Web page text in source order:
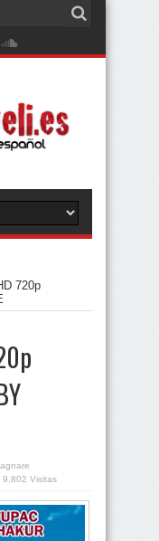
720p
9,802 Visitas